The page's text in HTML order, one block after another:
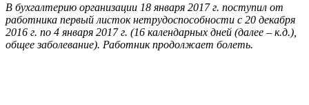
В бухгалтерию организации 18 января 2017 г. поступил от
работника первый листок нетрудоспособности с 20 декабря
2016 г. по 4 января 2017 г. (16 календарных дней (далее – к.д.),
общее заболевание). Работник продолжает болеть.